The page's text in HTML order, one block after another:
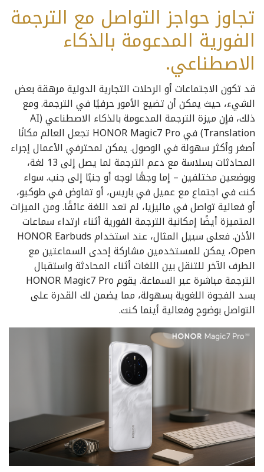
تجاوز حواجز التواصل مع الترجمة
الفورية المدعومة بالذكاء
الاصطناعي.
قد تكون الاجتماعات أو الرحلات التجارية الدولية مرهقة بعض
الشيء، حيث يمكن أن تضيع الأمور حرفيًا في الترجمة. ومع
ذلك، فإن ميزة الترجمة المدعومة بالذكاء الاصطناعي (AI
Translation) في HONOR Magic7 Pro تجعل العالم مكانًا
أصغر وأكثر سهولة في الوصول. يمكن لمحترفي الأعمال إجراء
المحادثات بسلاسة مع دعم الترجمة لما يصل إلى 13 لغة،
وبوضعين مختلفين – إما وجهًا لوجه أو جنبًا إلى جنب. سواء
كنت في اجتماع مع عميل في باريس، أو تفاوض في طوكيو،
أو فعالية تواصل في ماليزيا، لم تعد اللغة عائقًا. ومن الميزات
المتميزة أيضًا إمكانية الترجمة الفورية أثناء ارتداء سماعات
الأذن. فعلى سبيل المثال، عند استخدام HONOR Earbuds
Open، يمكن للمستخدمين مشاركة إحدى السماعتين مع
الطرف الآخر للتنقل بين اللغات أثناء المحادثة واستقبال
الترجمة مباشرة عبر السماعة. يقوم HONOR Magic7 Pro
بسد الفجوة اللغوية بسهولة، مما يضمن لك القدرة على
التواصل بوضوح وفعالية أينما كنت.